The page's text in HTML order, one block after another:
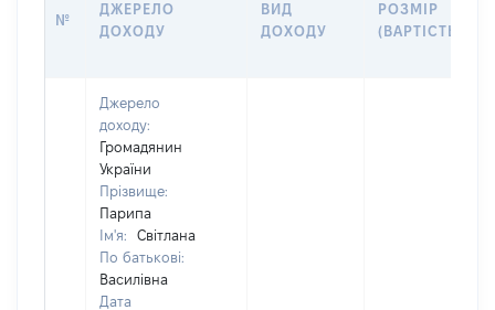
№
ДЖЕРЕЛО
ДОХОДУ
ВИД
ДОХОДУ
РОЗМІР
(ВАРТІСТЬ)
Джерело
доходу:
Громадянин
України
Прізвище:
Парипа
Ім'я:
Світлана
По батькові:
Василівна
Дата